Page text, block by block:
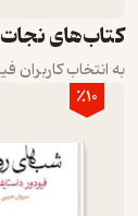
کتاب‌های
به انتخاب کاربران
٪10